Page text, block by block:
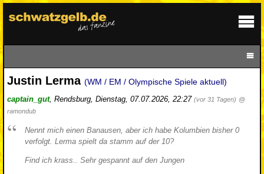
Justin Lerma (WM / EM / Olympische Spiele aktuell)
captain_gut, Rendsburg, Dienstag, 07.07.2026, 22:27 (vor 31 Tagen) @
ramondub
Nennt mich einen Banausen, aber ich habe Kolumbien bisher 0
verfolgt. Lerma spielt da stamm auf der 10?
Find ich krass.. Sehr gespannt auf den Jungen